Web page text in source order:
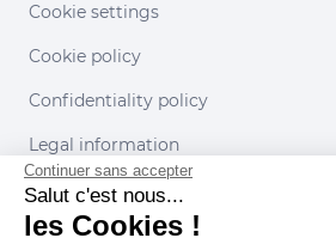
Cookie settings
Cookie policy
Confidentiality policy
Legal information
Conditions of use
Continuer sans accepter
Salut c'est nous...
les Cookies !